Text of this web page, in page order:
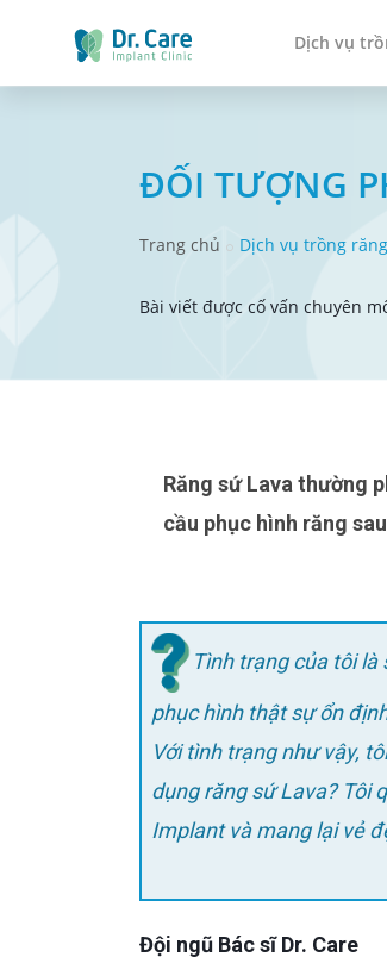
Dịch vụ
ĐỐI TƯỢNG
Trang chủ Dịch vụ trồng răng
Bài viết được cố vấn chuyên
Răng sứ Lava thường phù hợp cho nhiều đối tượng khác nhau, đặc biệt là những người có nhu
cầu phục hình răng
Tình trạng của tôi
phục hình thật sự ổn
Với tình trạng như vậy, tôi muốn hỏi bác sĩ rằng đối tượng nào thường được xem xét phù hợp để sử
dụng răng sứ Lava? Tôi
Implant và mang lại vẻ
Đội ngũ Bác sĩ Dr. Care